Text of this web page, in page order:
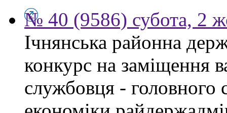
№ 40 (9586) субота, 2
Ічнянська районна
конкурс на заміщення
службовця - головного